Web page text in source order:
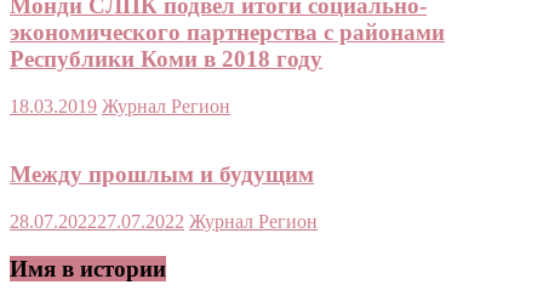
Монди СЛПК подвел итоги социально-
экономического партнерства с районами
Республики Коми в 2018 году
18.03.2019 Журнал Регион
Между прошлым и будущим
28.07.202227.07.2022 Журнал Регион
Имя в истории